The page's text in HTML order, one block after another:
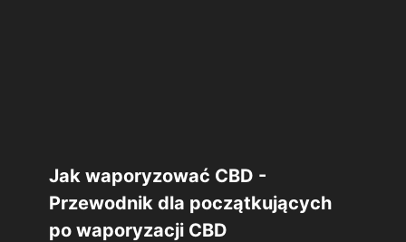
Jak waporyzować CBD -
Przewodnik dla początkujących
po waporyzacji CBD